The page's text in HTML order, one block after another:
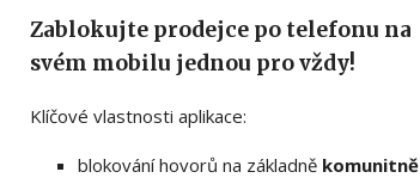
Zablokujte prodejce po telefonu na
svém mobilu jednou pro vždy!
Klíčové vlastnosti aplikace:
blokování hovorů na základně komunitně